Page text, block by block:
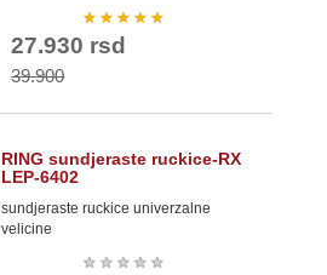
★ ★ ★ ★ ★
27.930 rsd
39.900
RING sundjeraste ruckice-RX
LEP-6402
sundjeraste ruckice univerzalne
velicine
★ ★ ★ ★ ★